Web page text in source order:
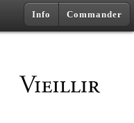
Info Commander